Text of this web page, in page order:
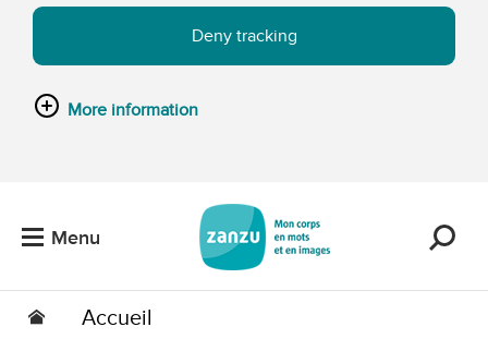
Deny tracking
More information
Menu
Accueil